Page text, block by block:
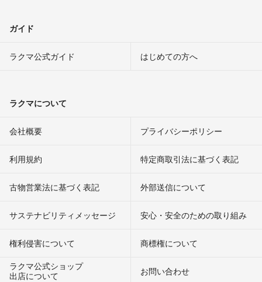
ガイド
ラクマ公式ガイド はじめての方へ
ラクマについて
会社概要 プライバシーポリシー
利用規約 特定商取引法に基づく表記
古物営業法に基づく表記 外部送信について
サステナビリティメッセージ 安心・安全のための取り組み
権利侵害について
商標権について
ラクマ公式ショップ
出店について
お問い合わせ